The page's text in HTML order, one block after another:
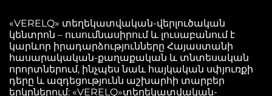
«VERELQ» տեղեկատվական-վերլուծական
կենտրոն – ուսումնասիրում և լուսաբանում է
կարևոր իրադարձությունները Հայաստանի
հասարակական-քաղաքական և տնտեսական
որորտներում, ինչպես նաև հայկական սփյուռքի
դերը և ազդեցությունն աշխարհի տարբեր
երկրներում: «VERELQ»տեղեկատվական-